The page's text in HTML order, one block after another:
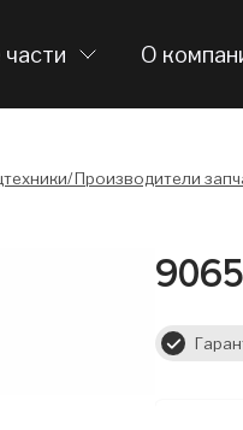
О
Производители